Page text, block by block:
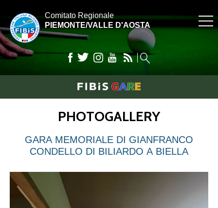
Comitato Regionale
PIEMONTE/VALLE D'AOSTA
PHOTOGALLERY
GARA MEMORIALE DI GIANFRANCO
CONDELLO DI BILIARDO A BIELLA